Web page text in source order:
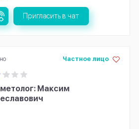
Пригласить в чат
Максим
Частное лицо